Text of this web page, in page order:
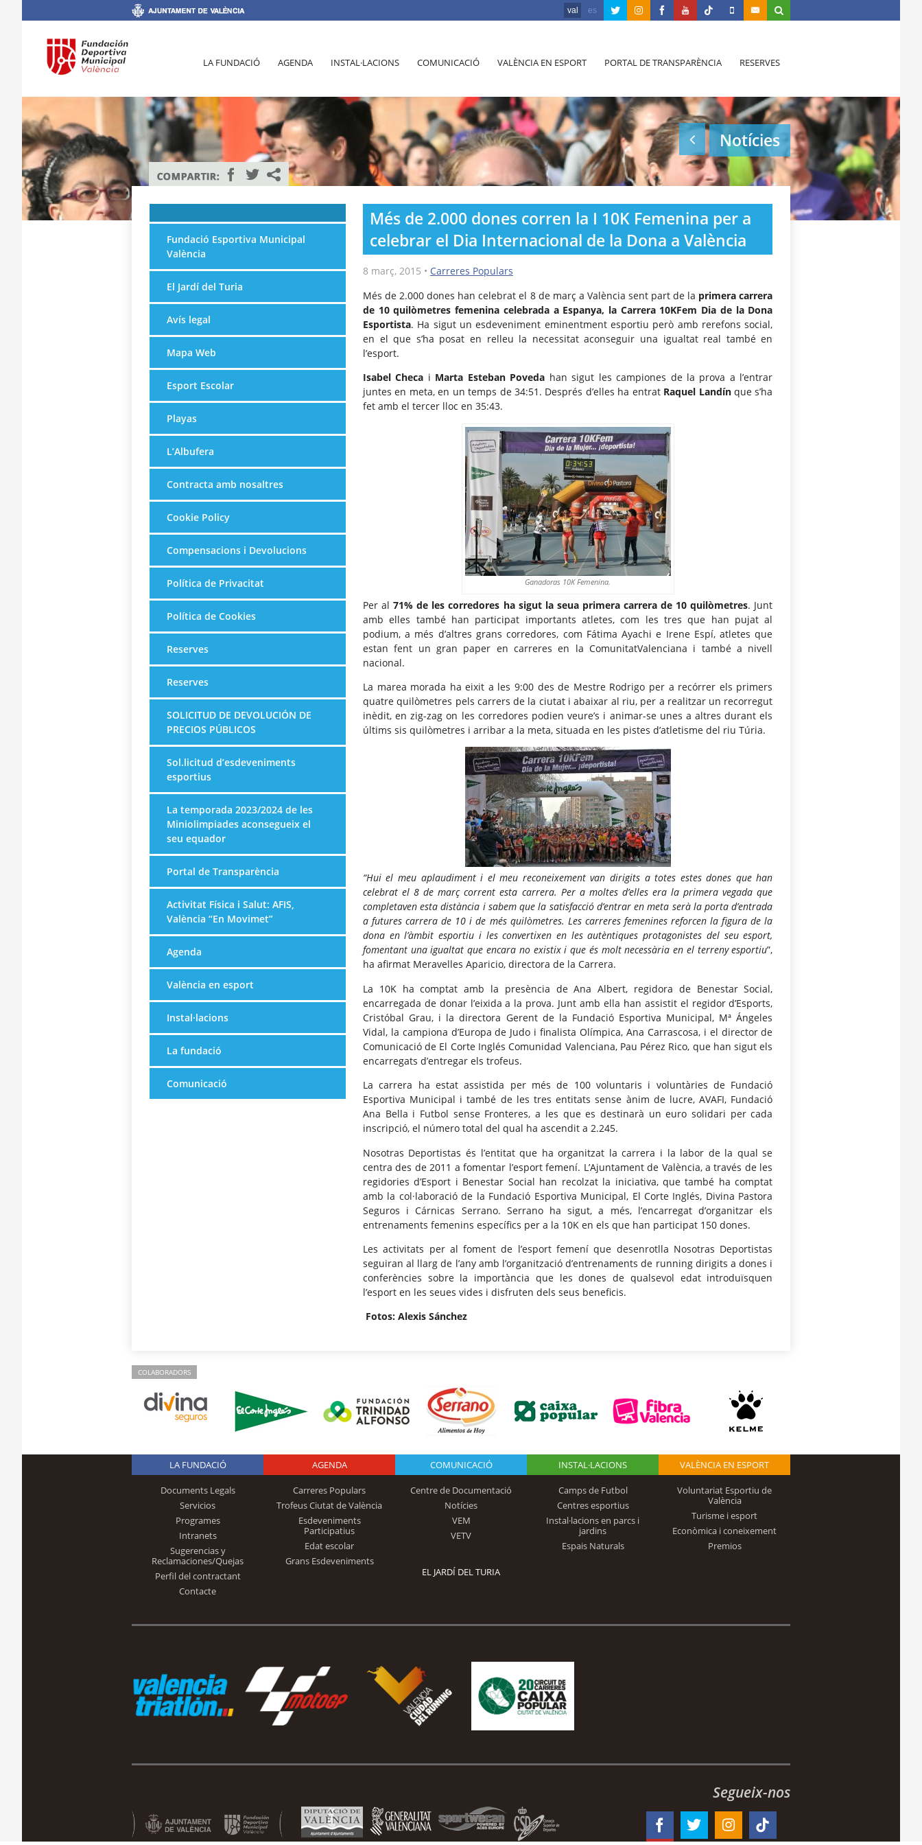
val es
LA FUNDACIÓ AGENDA INSTAL·LACIONS COMUNICACIÓ VALÈNCIA EN ESPORT PORTAL DE TRANSPARÈNCIA RESERVES
Notícies
Més de 2.000 dones corren la I 10K Femenina per a
celebrar el Dia Internacional de la Dona a València
8 març, 2015 • Carreres Populars
Més de 2.000 dones han celebrat el 8 de març a València sent part de la primera carrera
de 10 quilòmetres femenina celebrada a Espanya, la Carrera 10KFem Dia de la Dona
Esportista. Ha sigut un esdeveniment eminentment esportiu però amb rerefons social,
en el que s’ha posat en relleu la necessitat aconseguir una igualtat real també en
l’esport.
Isabel Checa i Marta Esteban Poveda han sigut les campiones de la prova a l’entrar
juntes en meta, en un temps de 34:51. Després d’elles ha entrat Raquel Landínque s’ha
fet amb el tercer lloc en 35:43.
Ganadoras 10K Femenina.
Per al71% de les corredores ha sigut la seua primera carrera de 10 quilòmetres. Junt
amb elles també han participat importants atletes, com les tres que han pujat al
podium, a més d’altres grans corredores, com Fátima Ayachi e Irene Espí, atletes que
estan fent un gran paper en carreres en la ComunitatValenciana i també a nivell
nacional.
La marea morada ha eixit a les 9:00 des de Mestre Rodrigo per a recórrer els primers
quatre quilòmetres pels carrers de la ciutat i abaixar al riu, per a realitzar un recorregut
inèdit, en zig-zag on les corredores podien veure’s i animar-se unes a altres durant els
últims sis quilòmetres i arribar a la meta, situada en les pistes d’atletisme del riu Túria.
“Hui el meu aplaudiment i el meu reconeixement van dirigits a totes estes dones que han
celebrat el 8 de març corrent esta carrera. Per a moltes d’elles era la primera vegada que
completaven esta distància i sabem que la satisfacció d’entrar en meta serà la porta d’entrada
a futures carrera de 10 i de més quilòmetres. Les carreres femenines reforcen la figura de la
dona en l’àmbit esportiu i les convertixen en les autèntiques protagonistes del seu esport,
fomentant una igualtat que encara no existix i que és molt necessària en el terreny esportiu”,
ha afirmat Meravelles Aparicio, directora de la Carrera.
La 10K ha comptat amb la presència de Ana Albert, regidora de Benestar Social,
encarregada de donar l’eixida a la prova. Junt amb ella han assistit el regidor d’Esports,
Cristóbal Grau, i la directora Gerent de la Fundació Esportiva Municipal, Mª Ángeles
Vidal, la campiona d’Europa de Judo i finalista Olímpica, Ana Carrascosa, i el director de
Comunicació de El Corte Inglés Comunidad Valenciana, Pau Pérez Rico, que han sigut els
encarregats d’entregar els trofeus.
La carrera ha estat assistida per més de 100 voluntaris i voluntàries de Fundació
Esportiva Municipal i també de les tres entitats sense ànim de lucre, AVAFI, Fundació
Ana Bella i Futbol sense Fronteres, a les que es destinarà un euro solidari per cada
inscripció, el número total del qual ha ascendit a 2.245.
Nosotras Deportistas és l’entitat que ha organitzat la carrera i la labor de la qual se
centra des de 2011 a fomentar l’esport femení. L’Ajuntament de València, a través de les
regidories d’Esport i Benestar Social han recolzat la iniciativa, que també ha comptat
amb la col·laboració de la Fundació Esportiva Municipal, El Corte Inglés, Divina Pastora
Seguros i Cárnicas Serrano. Serrano ha sigut, a més, l’encarregat d’organitzar els
entrenaments femenins específics per a la 10K en els que han participat 150 dones.
Les activitats per al foment de l’esport femení que desenrotlla Nosotras Deportistas
seguiran al llarg de l’any amb l’organització d’entrenaments de running dirigits a dones i
conferències sobre la importància que les dones de qualsevol edat introduïsquen
l’esport en les seues vides i disfruten dels seus beneficis.
Fotos: Alexis Sánchez
Fundació Esportiva Municipal
València
El Jardí del Turia
Avís legal
Mapa Web
Esport Escolar
Playas
L’Albufera
Contracta amb nosaltres
Cookie Policy
Compensacions i Devolucions
Política de Privacitat
Política de Cookies
Reserves
Reserves
SOLICITUD DE DEVOLUCIÓN DE
PRECIOS PÚBLICOS
Sol.licitud d’esdeveniments
esportius
La temporada 2023/2024 de les
Miniolimpiades aconsegueix el
seu equador
Portal de Transparència
Activitat Física i Salut: AFIS,
València “En Movimet”
Agenda
València en esport
Instal·lacions
La fundació
Comunicació
COLABORADORS
Logo Fundación
Trinidad Alfonso
LA FUNDACIÓ
Documents Legals
Servicios
Programes
Intranets
Sugerencias y
Reclamaciones/Quejas
Perfil del contractant
Contacte
AGENDA
Carreres Populars
Trofeus Ciutat de València
Esdeveniments
Participatius
Edat escolar
Grans Esdeveniments
COMUNICACIÓ
Centre de Documentació
Notícies
VEM
VETV
INSTAL·LACIONS
Camps de Futbol
Centres esportius
Instal·lacions en parcs i
jardins
Espais Naturals
VALÈNCIA EN ESPORT
Voluntariat Esportiu de
València
Turisme i esport
Econòmica i coneixement
Premios
EL JARDÍ DEL TURIA
Segueix-nos